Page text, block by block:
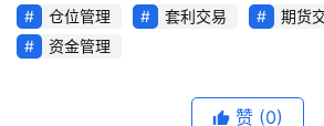
首
仓位管理 套利交易
期货
资金管理
赞 (0)